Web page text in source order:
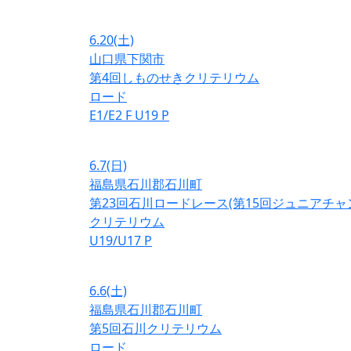
6.20(土)
山口県下関市
第4回しものせきクリテリウム
ロード
E1/E2 F U19 P
6.7(日)
福島県石川郡石川町
第23回石川ロードレース(第15回ジュニアチャ
クリテリウム
U19/U17 P
6.6(土)
福島県石川郡石川町
第5回石川クリテリウム
ロード